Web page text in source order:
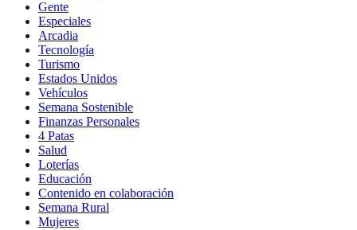
Gente
Especiales
Arcadia
Tecnología
Turismo
Estados Unidos
Vehículos
Semana Sostenible
Finanzas Personales
4 Patas
Salud
Loterías
Educación
Contenido en colaboración
Semana Rural
Mujeres